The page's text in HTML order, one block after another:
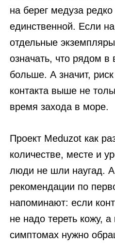
на берег медуза
единственной. Если
отдельные
означать, что рядом
больше. А значит,
контакта выше не
время захода в море.
Проект Meduzot как
количестве, месте и
люди не шли наугад. А
рекомендации по
напоминают: если
не надо тереть кожу,
симптомах нужно